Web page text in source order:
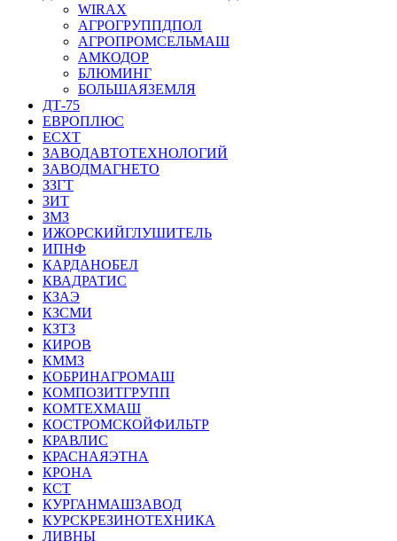
WIRAX
АГРОГРУППДПОЛ
АГРОПРОМСЕЛЬМАШ
АМКОДОР
БЛЮМИНГ
БОЛЬШАЯЗЕМЛЯ
ДТ-75
ЕВРОПЛЮС
ЕСХТ
ЗАВОДАВТОТЕХНОЛОГИЙ
ЗАВОДМАГНЕТО
ЗЗГТ
ЗИТ
ЗМЗ
ИЖОРСКИЙГЛУШИТЕЛЬ
ИПНФ
КАРДАНОБЕЛ
КВАДРАТИС
КЗАЭ
КЗСМИ
КЗТЗ
КИРОВ
КММЗ
КОБРИНАГРОМАШ
КОМПОЗИТГРУПП
КОМТЕХМАШ
КОСТРОМСКОЙФИЛЬТР
КРАВЛИС
КРАСНАЯЭТНА
КРОНА
КСТ
КУРГАНМАШЗАВОД
КУРСКРЕЗИНОТЕХНИКА
ЛИВНЫ